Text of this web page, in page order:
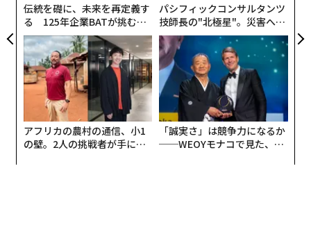
伝統を礎に、未来を再定義す
る 125年企業BATが挑むス
モークレスな未来
パシフィックコンサルタンツ
技師長の"北極星"。災害への
無力感を乗り越え見つけた、
防災一筋20年の答え
アフリカの農村の通信、小1
の壁。2人の挑戦者が手にし
「誠実さ」は競争力になるか
──WEOYモナコで見た、く